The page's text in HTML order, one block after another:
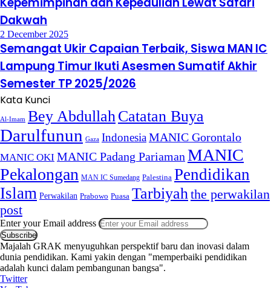
Dakwah
2 December 2025
Semangat Ukir Capaian Terbaik, Siswa MAN IC
Lampung Timur Ikuti Asesmen Sumatif Akhir
Semester TP 2025/2026
Kata Kunci
Al-Imam Bey AbdullahCatatan Buya
Darulfunun Gaza IndonesiaMANIC Gorontalo
MANIC OKI MANIC Padang Pariaman MANIC
Pekalongan MAN IC Sumedang Palestina Pendidikan
Islam Perwakilan Prabowo Puasa Tarbiyahthe perwakilan
post
Enter your Email address
Majalah GRAK menyuguhkan perspektif baru dan inovasi dalam
dunia pendidikan. Kami yakin dengan "memperbaiki pendidikan
adalah kunci dalam pembangunan bangsa".
Twitter